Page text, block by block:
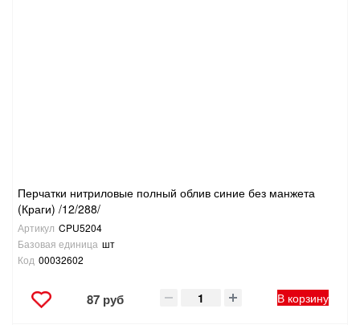
Перчатки нитриловые полный облив синие без манжета
(Краги) /12/288/
Артикул CPU5204
Базовая единица шт
Код 00032602
87 руб В корзину